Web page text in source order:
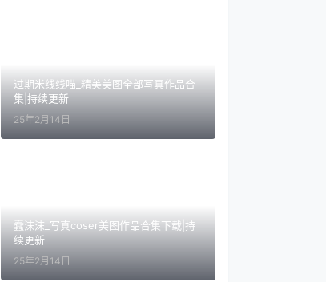
过期米线线喵_精美美图全部写真作品合
集|持续更新
25年2月14日
蠢沫沫_写真coser美图作品合集下载|持
续更新
25年2月14日